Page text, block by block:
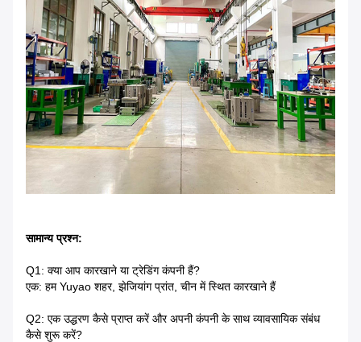
सामान्य प्रश्न:
Q1: क्या आप कारखाने या ट्रेडिंग कंपनी हैं?
एक: हम Yuyao शहर, झेजियांग प्रांत, चीन में स्थित कारखाने हैं
Q2: एक उद्धरण कैसे प्राप्त करें और अपनी कंपनी के साथ व्यावसायिक संबंध
कैसे शुरू करें?